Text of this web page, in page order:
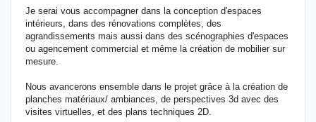
Je serai vous accompagner dans la conception d'espaces
intérieurs, dans des rénovations complètes, des
agrandissements mais aussi dans des scénographies d'espaces
ou agencement commercial et même la création de mobilier sur
mesure.
Nous avancerons ensemble dans le projet grâce à la création de
planches matériaux/ ambiances, de perspectives 3d avec des
visites virtuelles, et des plans techniques 2D.